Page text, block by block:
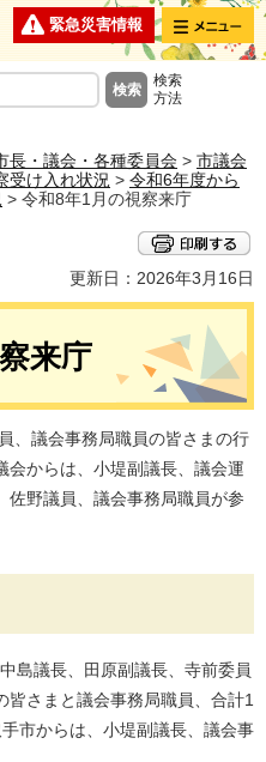
緊急災害情報 メニュー
検索
方法
長・議会・各種委員会 > 市議会
受け入れ状況 > 令和6年度から
> 令和8年1月の視察来庁
更新日：2026年3月16日
来庁
、議会事務局職員の皆さまの行
会からは、小堤副議長、議会運
佐野議員、議会事務局職員が参
島議長、田原副議長、寺前委員
皆さまと議会事務局職員、合計1
市からは、小堤副議長、議会事